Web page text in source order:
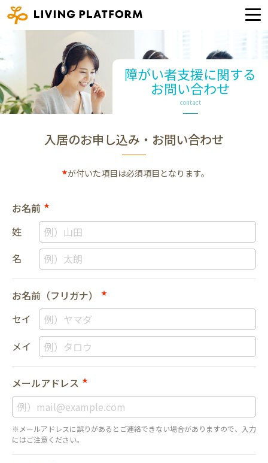
障がい者支援に関する
お問い合わせ
contact
入居のお申し込み・お問い合わせ
★が付いた項目は必須項目となります。
お名前 ★
姓
名
お名前（フリガナ） ★
セイ
メイ
メールアドレス ★
※メールアドレスに誤りがあるとご連絡できない場合がありますので、入力
にはご注意ください。